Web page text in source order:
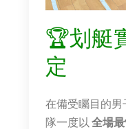
🏆划艇
定
在備受矚目的男
隊一度以 全場